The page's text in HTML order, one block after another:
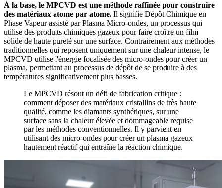
À la base, le MPCVD est une méthode raffinée pour construire
des matériaux atome par atome. Il signifie Dépôt Chimique en
Phase Vapeur assisté par Plasma Micro-ondes, un processus qui
utilise des produits chimiques gazeux pour faire croître un film
solide de haute pureté sur une surface. Contrairement aux méthodes
traditionnelles qui reposent uniquement sur une chaleur intense, le
MPCVD utilise l'énergie focalisée des micro-ondes pour créer un
plasma, permettant au processus de dépôt de se produire à des
températures significativement plus basses.
Le MPCVD résout un défi de fabrication critique :
comment déposer des matériaux cristallins de très haute
qualité, comme les diamants synthétiques, sur une
surface sans la chaleur élevée et dommageable requise
par les méthodes conventionnelles. Il y parvient en
utilisant des micro-ondes pour créer un plasma gazeux
hautement réactif qui entraîne la réaction chimique.